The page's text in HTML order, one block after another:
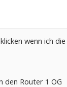
wenn ich
den Router 1 OG